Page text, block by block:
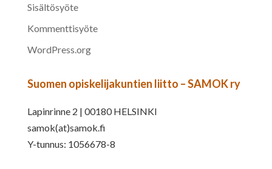
Sisältösyöte
Kommenttisyöte
WordPress.org
Suomen opiskelijakuntien liitto – SAMOK ry
Lapinrinne 2 | 00180 HELSINKI
samok(at)samok.fi
Y-tunnus: 1056678-8